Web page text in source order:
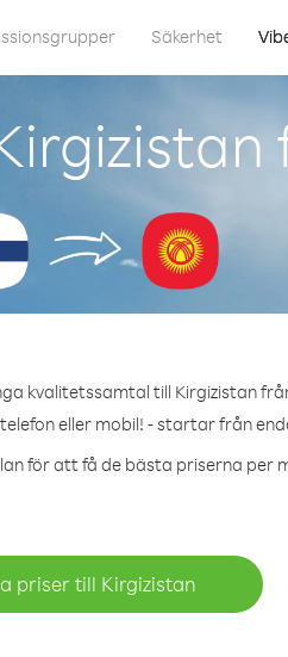
Säkerhet
kvalitetssamtal till Kirgizistan
eller mobil! - startar från
för att få de bästa priserna per
priser till Kirgizistan